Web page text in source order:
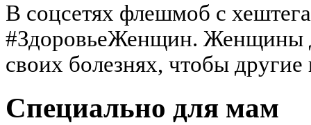
В соцсетях флешмоб с
#ЗдоровьеЖенщин. Женщины
своих болезнях, чтобы другие
Специально для мам